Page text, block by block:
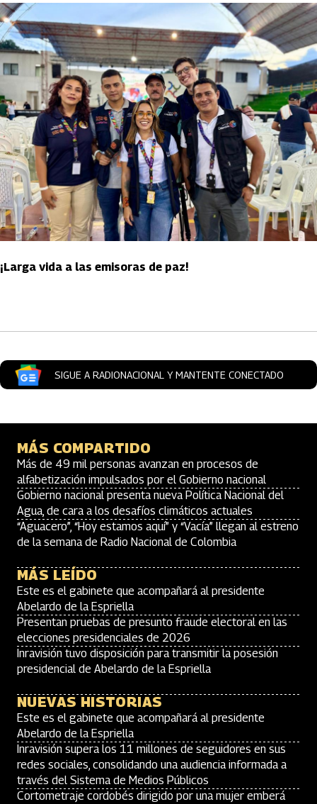
¡Larga vida a las emisoras de paz!
SIGUE A RADIONACIONAL Y MANTENTE CONECTADO
MÁS COMPARTIDO
Más de 49 mil personas avanzan en procesos de
alfabetización impulsados por el Gobierno nacional
Gobierno nacional presenta nueva Política Nacional del
Agua, de cara a los desafíos climáticos actuales
“Aguacero”, “Hoy estamos aquí” y “Vacía” llegan al estreno
de la semana de Radio Nacional de Colombia
MÁS LEÍDO
Este es el gabinete que acompañará al presidente
Abelardo de la Espriella
Presentan pruebas de presunto fraude electoral en las
elecciones presidenciales de 2026
Inravisión tuvo disposición para transmitir la posesión
presidencial de Abelardo de la Espriella
NUEVAS HISTORIAS
Este es el gabinete que acompañará al presidente
Abelardo de la Espriella
Inravisión supera los 11 millones de seguidores en sus
redes sociales, consolidando una audiencia informada a
través del Sistema de Medios Públicos
Cortometraje cordobés dirigido por una mujer emberá